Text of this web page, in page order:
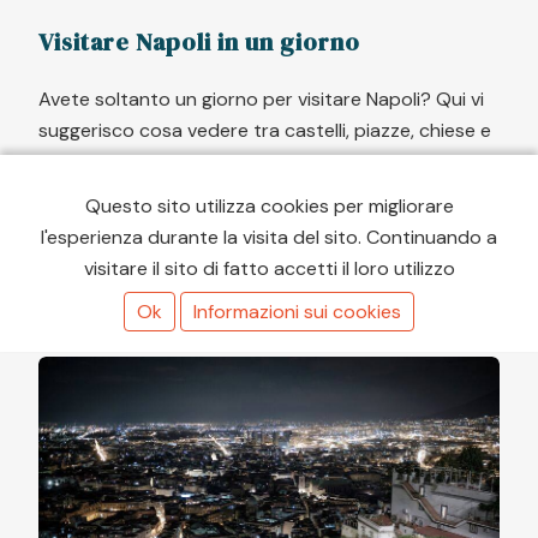
Visitare Napoli in un giorno
Avete soltanto un giorno per visitare Napoli? Qui vi
suggerisco cosa vedere tra castelli, piazze, chiese e
ovviamente tanto street fo...
LEGGI L'ARTICOLO
Questo sito utilizza cookies per migliorare
l'esperienza durante la visita del sito. Continuando a
visitare il sito di fatto accetti il loro utilizzo
Ok
Informazioni sui cookies